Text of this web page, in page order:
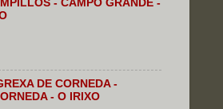
- CAMPO GRANDE -
DE CORNEDA -
- O IRIXO